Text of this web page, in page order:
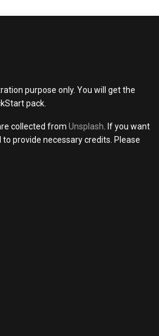
purpose only. You will get the
pack.
collected from Unsplash . If you want
provide necessary credits. Please